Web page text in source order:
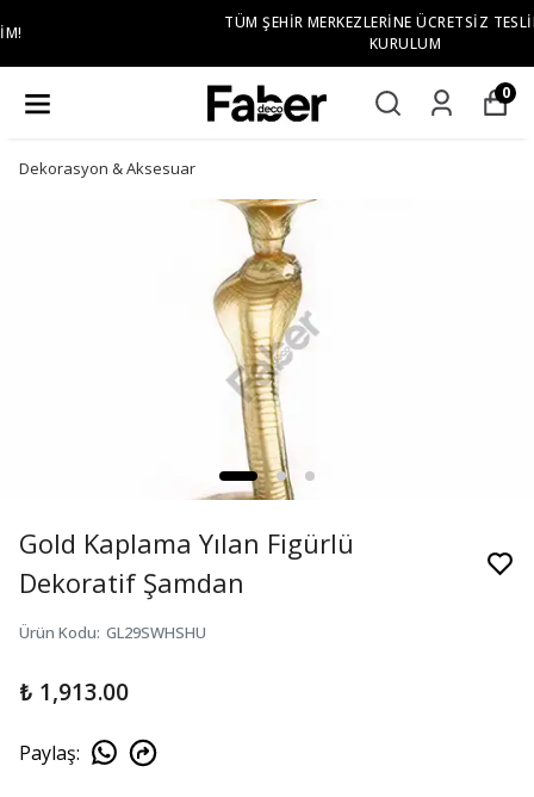
TÜM ŞEHIR MERKEZLERINE ÜCRETSIZ TESLIMAT VE
0
Dekorasyon & Aksesuar
Gold Kaplama Yılan Figürlü
Dekoratif Şamdan
Ürün Kodu: GL29SWHSHU
₺ 1,913.00
Paylaş: